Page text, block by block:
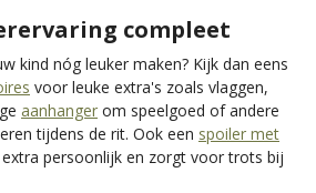
compleet
kind nóg leuker maken? Kijk dan eens
voor leuke extra's zoals vlaggen,
aanhanger om speelgoed of andere
tijdens de rit. Ook een spoiler met
persoonlijk en zorgt voor trots bij